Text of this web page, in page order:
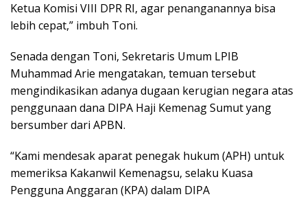
Ketua Komisi VIII DPR RI, agar penanganannya bisa
lebih cepat,” imbuh Toni.
Senada dengan Toni, Sekretaris Umum LPIB
Muhammad Arie mengatakan, temuan tersebut
mengindikasikan adanya dugaan kerugian negara atas
penggunaan dana DIPA Haji Kemenag Sumut yang
bersumber dari APBN.
“Kami mendesak aparat penegak hukum (APH) untuk
memeriksa Kakanwil Kemenagsu, selaku Kuasa
Pengguna Anggaran (KPA) dalam DIPA